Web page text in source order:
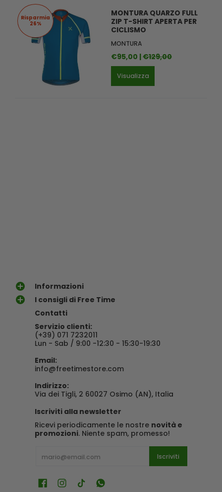
Risparmia
26%
MONTURA QUARZO FULL
ZIP T-SHIRT APERTA PER
CICLISMO
MONTURA
€95,00 |€129,00
Visualizza
Informazioni
I consigli di Free Time
Contatti
Servizio clienti:
(+39) 071 7232011
Lun - Sab / 9:00 -12:30 - 15:30-19:30
Email:
info@freetimestore.com
Indirizzo:
Via dei Tigli, 2 60027 Osimo (AN), Italia
Iscriviti alla newsletter
Ricevi periodicamente le nostre novità e
promozioni. Niente spam, promesso!
Iscriviti